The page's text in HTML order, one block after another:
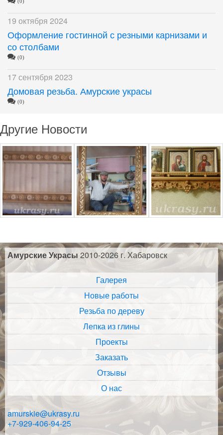
19 октября 2024
Оформление гостинной с резными карнизами и
со столбами
(0)
17 сентября 2023
Домовая резьба. Амурские украсы
(0)
Другие Новости
Амурские Украсы 2010-2026 г. Хабаровск
Галерея
Новые работы
Резьба по дереву
Лепка из глины
Проекты
Заказать
Отзывы
О нас
amurskie@ukrasy.ru
+7-929-406-94-25